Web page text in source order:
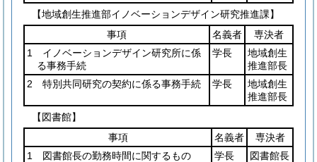
【地域創生推進部イノベーションデザイン研究推進課】
事項
名義者
専決者
1 イノベーションデザイン研究所に係
る事務手続
学長
地域創生
推進部長
2 特別共同研究の契約に係る事務手続
学長
地域創生
推進部長
【図書館】
事項
名義者
専決者
1 図書館長の勤務時間に関するもの
学長
図書館長